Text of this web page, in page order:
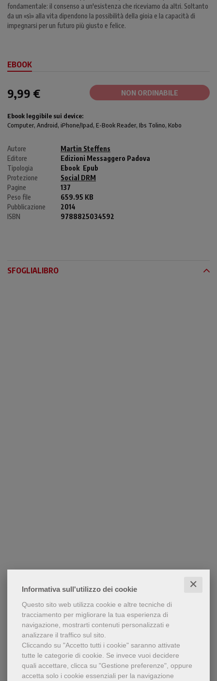
Informativa sull'utilizzo dei cookie ✕
Questo sito web utilizza cookie e altre tecniche di
tracciamento per migliorare la tua esperienza di
navigazione, mostrarti contenuti personalizzati e
analizzare il traffico sul sito.
Cliccando su "Accetto tutti i cookie" saranno attivate
tutte le categorie di cookie. Se invece vuoi decidere
quali accettare, clicca su "Gestione preferenze", oppure
accetta solo i cookie essenziali per la navigazione
fondamentale: il consenso a un'esistenza che riceviamo da altri. Soltanto
da un «sì» alla vita dipendono la possibilità della gioia e la capacità di
impegnarsi per un futuro più giusto e felice.
EBOOK
9,99 € NON ORDINABILE
Ebook leggibile sui device:
Computer, Android, iPhone/Ipad, E-Book Reader, Ibs Tolino, Kobo
Autore
Martin Steffens
Editore
Edizioni Messaggero Padova
Tipologia
Ebook Epub
Protezione
Social DRM
Pagine
137
Peso file
659.95 KB
Pubblicazione
2014
ISBN
9788825034592
SFOGLIALIBRO